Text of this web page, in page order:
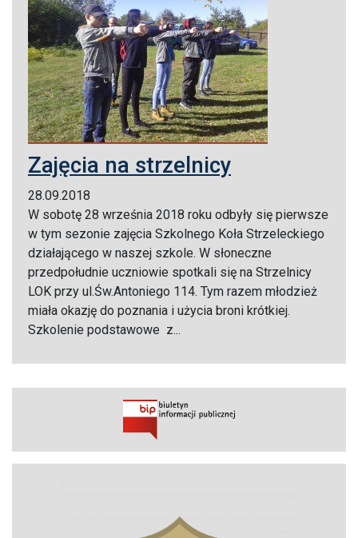
Zajęcia na strzelnicy
28.09.2018
W sobotę 28 września 2018 roku odbyły się pierwsze
w tym sezonie zajęcia Szkolnego Koła Strzeleckiego
działającego w naszej szkole. W słoneczne
przedpołudnie uczniowie spotkali się na Strzelnicy
LOK przy ul.Św.Antoniego 114. Tym razem młodzież
miała okazję do poznania i użycia broni krótkiej.
Szkolenie podstawowe z...